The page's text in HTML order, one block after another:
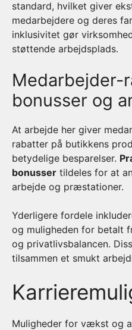
standard, hvilket giver
medarbejdere og deres
inklusivitet gør
støttende arbejdsplads.
Medarbejder-
bonusser og
At arbejde her giver
rabatter på butikkens
betydelige besparelser.
bonusser tildeles for at
arbejde og præstationer.
Yderligere fordele
og muligheden for betalt
og privatlivsbalancen.
tilsammen et smukt
Muligheder for vækst og